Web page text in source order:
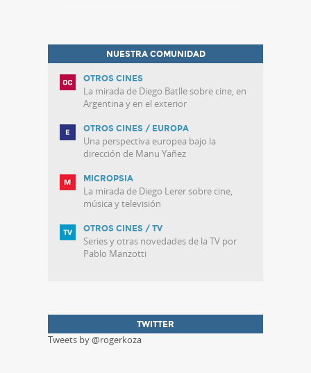
NUESTRA COMUNIDAD
OTROS CINES
La mirada de Diego Batlle sobre cine, en
Argentina y en el exterior
OTROS CINES / EUROPA
Una perspectiva europea bajo la
dirección de Manu Yañez
MICROPSIA
La mirada de Diego Lerer sobre cine,
música y televisión
OTROS CINES / TV
Series y otras novedades de la TV por
Pablo Manzotti
TWITTER
Tweets by @rogerkoza